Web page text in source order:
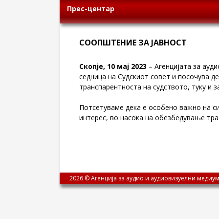
Прес-центар
СООПШТЕНИЕ ЗА ЈАВНОСТ
Скопје, 10 мај 2023 – Агенцијата за
седница на Судскиот совет и посочува
транспарентноста на судството, туку
Потсетуваме дека е особено важно на
интерес, во насока на обезбедување
2026 © Агенција за аудио и аудиовизуелни